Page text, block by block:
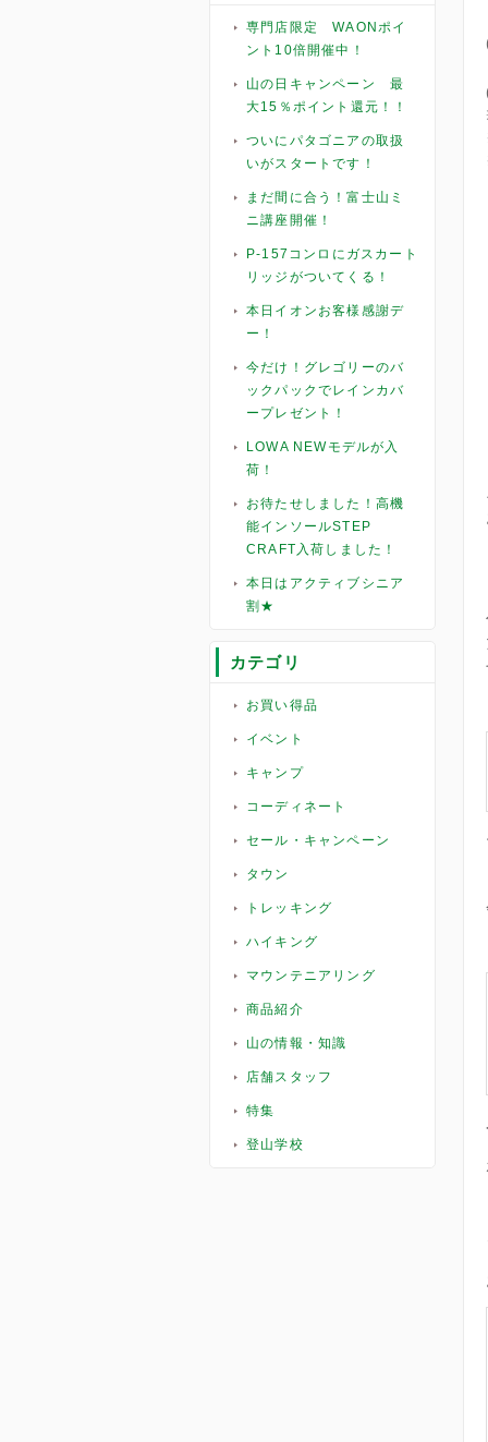
専門店限定 WAONポイ
ント10倍開催中！
山の日キャンペーン 最
大15％ポイント還元！！
ついにパタゴニアの取扱
いがスタートです！
まだ間に合う！富士山ミ
ニ講座開催！
P-157コンロにガスカート
リッジがついてくる！
本日イオンお客様感謝デ
ー！
今だけ！グレゴリーのバ
ックパックでレインカバ
ープレゼント！
LOWA NEWモデルが入
荷！
お待たせしました！高機
能インソールSTEP
CRAFT入荷しました！
本日はアクティブシニア
割★
カテゴリ
お買い得品
イベント
キャンプ
コーディネート
セール・キャンペーン
タウン
トレッキング
ハイキング
マウンテニアリング
商品紹介
山の情報・知識
店舗スタッフ
特集
登山学校